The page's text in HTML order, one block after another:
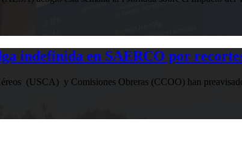
indefinida en SAERCO por
(USCA) y Comisiones Obreras (CCOO) han